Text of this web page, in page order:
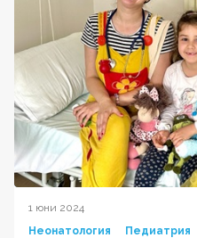
1 юни 2024
Неонатология
Педиатрия